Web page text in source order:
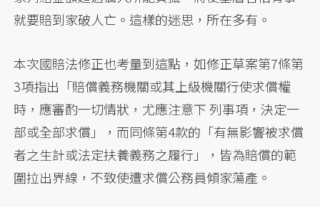
就要賠到家破人亡。這樣的迷思，所在多有。
本次國賠法修正也考量到這點，如修正草案第7條第
3項指出「賠償義務機關或其上級機關行使求償權
時，應審酌一切情狀，尤應注意下 列事項，決定一
部或全部求償」，而同條第4款的「有無影響被求償
者之生計或法定扶養義務之履行」，皆為賠償的範
圍拉出界線，不致使遭求償公務員傾家蕩產。